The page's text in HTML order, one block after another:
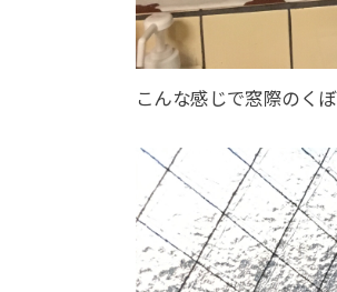
こんな感じで窓際のく